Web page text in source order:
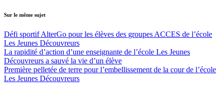
Sur le même sujet
Défi sportif AlterGo pour les élèves des groupes ACCES de l’école
Les Jeunes Découvreurs
La rapidité d’action d’une enseignante de l’école Les Jeunes
Découvreurs a sauvé la vie d’un élève
Première pelletée de terre pour l’embellissement de la cour de l’école
Les Jeunes Découvreurs